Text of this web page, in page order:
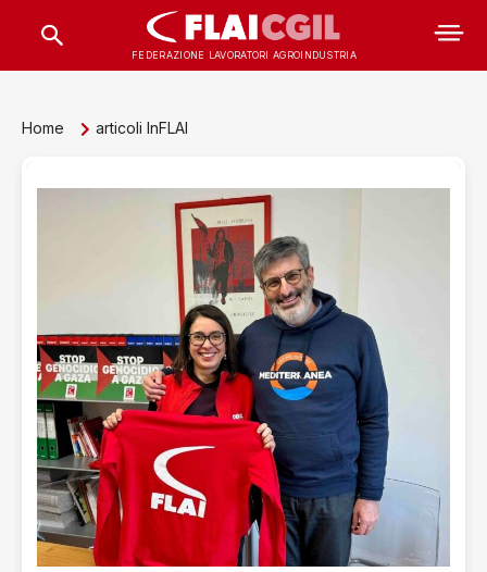
FEDERAZIONE LAVORATORI AGROINDUSTRIA
Home articoli InFLAI